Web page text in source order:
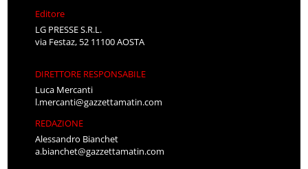
Editore
LG PRESSE S.R.L.
via Festaz, 52 11100 AOSTA
DIRETTORE RESPONSABILE
Luca Mercanti
l.mercanti@gazzettamatin.com
REDAZIONE
Alessandro Bianchet
a.bianchet@gazzettamatin.com